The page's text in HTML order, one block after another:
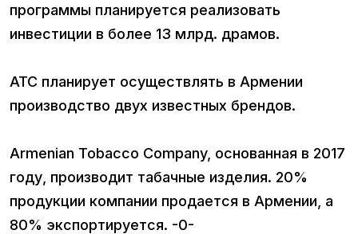
программы планируется реализовать
инвестиции в более 13 млрд. драмов.
ATC планирует осуществлять в Армении
производство двух известных брендов.
Armenian Tobacco Company, основанная в 2017
году, производит табачные изделия. 20%
продукции компании продается в Армении, а
80% экспортируется. -0-